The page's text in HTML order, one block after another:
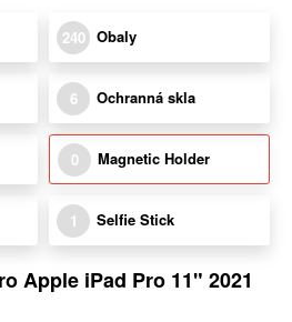
240 Obaly
6 Ochranná skla
0 Magnetic Holder
1 Selfie Stick
Apple iPad Pro 11" 2021